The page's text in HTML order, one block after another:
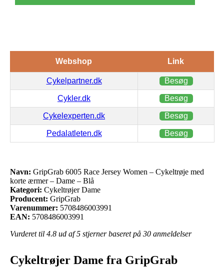
Webshop Link
Cykelpartner.dk Besøg
Cykler.dk Besøg
Cykelexperten.dk Besøg
Pedalatleten.dk Besøg
Navn: GripGrab 6005 Race Jersey Women – Cykeltrøje med
korte ærmer – Dame – Blå
Kategori: Cykeltrøjer Dame
Producent: GripGrab
Varenummer: 5708486003991
EAN: 5708486003991
Vurderet til 4.8 ud af 5 stjerner baseret på 30 anmeldelser
Cykeltrøjer Dame fra GripGrab